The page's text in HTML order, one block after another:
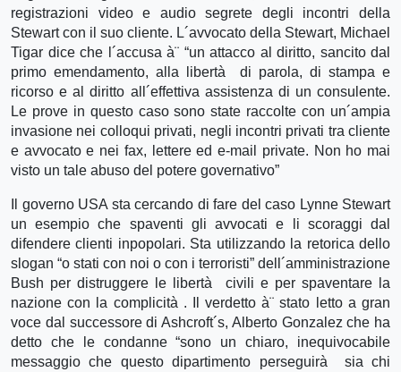
registrazioni video e audio segrete degli incontri della
Stewart con il suo cliente. L´avvocato della Stewart, Michael
Tigar dice che l´accusa à¨ “un attacco al diritto, sancito dal
primo emendamento, alla libertà di parola, di stampa e
ricorso e al diritto all´effettiva assistenza di un consulente.
Le prove in questo caso sono state raccolte con un´ampia
invasione nei colloqui privati, negli incontri privati tra cliente
e avvocato e nei fax, lettere ed e-mail private. Non ho mai
visto un tale abuso del potere governativo”
Il governo USA sta cercando di fare del caso Lynne Stewart
un esempio che spaventi gli avvocati e li scoraggi dal
difendere clienti inpopolari. Sta utilizzando la retorica dello
slogan “o stati con noi o con i terroristi” dell´amministrazione
Bush per distruggere le libertà civili e per spaventare la
nazione con la complicità . Il verdetto à¨ stato letto a gran
voce dal successore di Ashcroft´s, Alberto Gonzalez che ha
detto che le condanne “sono un chiaro, inequivocabile
messaggio che questo dipartimento perseguirà sia chi